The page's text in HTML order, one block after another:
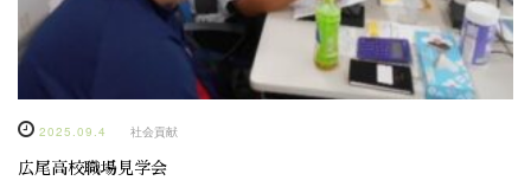
2025.09.4 社会貢献
広尾高校職場見学会